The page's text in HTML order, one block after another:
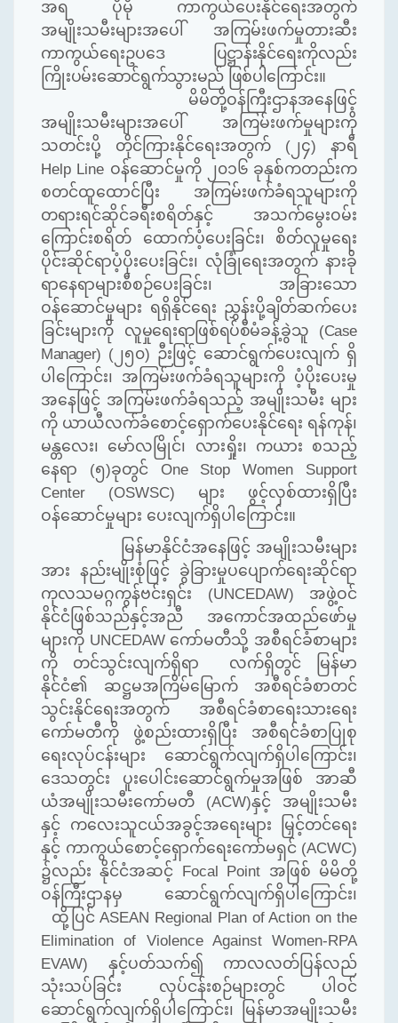
အရ ပိုမို ကာကွယ်ပေးနိုင်ရေးအတွက်
အမျိုးသမီးများအပေါ် အကြမ်းဖက်မှုတားဆီး
ကာကွယ်ရေးဥပဒေ
ပြဋ္ဌာန်းနိုင်ရေးကိုလည်း
ကြိုးပမ်းဆောင်ရွက်သွားမည် ဖြစ်ပါကြောင်း။
မိမိတို့ဝန်ကြီးဌာနအနေဖြင့်
အမျိုးသမီးများအပေါ် အကြမ်းဖက်မှုများကို
သတင်းပို့ တိုင်ကြားနိုင်ရေးအတွက် ( ၂၄) နာရီ
Help Line ဝန်ဆောင်မှုကို ၂၀၁၆ ခုနှစ်ကတည်းက
စတင်ထူထောင်ပြီး အကြမ်းဖက်ခံရသူများကို
တရားရင်ဆိုင်ခရီးစရိတ်နှင့် အသက်မွေးဝမ်း
ကြောင်းစရိတ် ထောက်ပံ့ပေးခြင်း၊ စိတ်လူမှုရေး
ပိုင်းဆိုင်ရာပံ့ပိုးပေးခြင်း၊ လုံခြုံရေးအတွက် နားခို
ရာနေရာများစီစဉ်ပေးခြင်း၊ အခြားသော
ဝန်ဆောင်မှုများ ရရှိနိုင်ရေး ညွှန်းပို့ချိတ်ဆက်ပေး
ခြင်းများကို လူမှုရေးရာဖြစ်ရပ်စီမံခန့်ခွဲသူ (Case
Manager) (၂၅၀) ဉီးဖြင့် ဆောင်ရွက်ပေးလျက် ရှိ
ပါကြောင်း၊ အကြမ်းဖက်ခံရသူများကို ပံ့ပိုးပေးမှု
အနေဖြင့် အကြမ်းဖက်ခံရသည့် အမျိုးသမီး များ
ကို ယာယီလက်ခံစောင့်ရှောက်ပေးနိုင်ရေး ရန်ကုန်၊
မန္တလေး၊ မော်လမြိုင်၊ လားရှိုး၊ ကယား စသည့်
နေရာ (၅)ခုတွင် One Stop Women Support
Center (OSWSC) များ ဖွင့်လှစ်ထားရှိပြီး
ဝန်ဆောင်မှုများ ပေးလျက်ရှိပါကြောင်း။
မြန်မာနိုင်ငံအနေဖြင့် အမျိုးသမီးများ
အား နည်းမျိုးစုံဖြင့် ခွဲခြားမှုပပျောက်ရေးဆိုင်ရာ
ကုလသမဂ္ဂကွန်ဗင်းရှင်း (UNCEDAW) အဖွဲ့ဝင်
နိုင်ငံဖြစ်သည်နှင့်အညီ အကောင်အထည်ဖော်မှု
များကို UNCEDAW ကော်မတီသို့ အစီရင်ခံစာများ
ကို တင်သွင်းလျက်ရှိရာ လက်ရှိတွင်
မြန်မာ
နိုင်ငံ၏ ဆဋ္ဌမအကြိမ်မြောက် အစီရင်ခံစာတင်
သွင်းနိုင်ရေးအတွက် အစီရင်ခံစာရေးသားရေး
ကော်မတီကို ဖွဲ့စည်းထားရှိပြီး အစီရင်ခံစာပြုစု
ရေးလုပ်ငန်းများ ဆောင်ရွက်လျက်ရှိပါကြောင်း၊
ဒေသတွင်း ပူးပေါင်းဆောင်ရွက်မှုအဖြစ် အာဆီ
ယံအမျိုးသမီးကော်မတီ (ACW)နှင့် အမျိုးသမီး
နှင့် ကလေးသူငယ်အခွင့်အရေးများ မြှင့်တင်ရေး
နှင့် ကာကွယ်စောင့်ရှောက်ရေးကော်မရှင် (ACWC)
၌လည်း နိုင်ငံအဆင့် Focal Point အဖြစ် မိမိတို့
ဝန်ကြီးဌာနမှ ဆောင်ရွက်လျက်ရှိပါကြောင်း၊
ထို့ပြင်ASEAN Regional Plan of Action on the
Elimination of Violence Against Women-RPA
EVAW) နှင့်ပတ်သက်၍ ကာလလတ်ပြန်လည်
သုံးသပ်ခြင်း လုပ်ငန်းစဉ်များတွင် ပါဝင်
ဆောင်ရွက်လျက်ရှိပါကြောင်း၊ မြန်မာအမျိုးသမီး